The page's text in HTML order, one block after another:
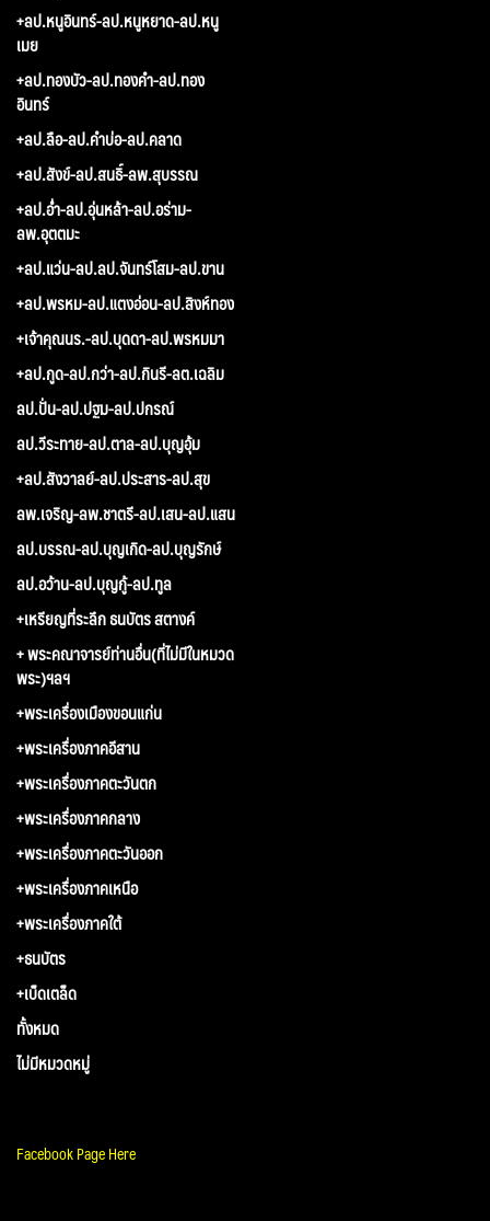
+ลป.หนูอินทร์-ลป.หนูหยาด-ลป.หนู
เมย
+ลป.ทองบัว-ลป.ทองคำ-ลป.ทอง
อินทร์
+ลป.ลือ-ลป.คำบ่อ-ลป.คลาด
+ลป.สังข์-ลป.สนธิ์-ลพ.สุบรรณ
+ลป.อ่ำ-ลป.อุ่นหล้า-ลป.อร่าม-
ลพ.อุตตมะ
+ลป.แว่น-ลป.ลป.จันทร์โสม-ลป.ขาน
+ลป.พรหม-ลป.แตงอ่อน-ลป.สิงห์ทอง
+เจ้าคุณนร.-ลป.บุดดา-ลป.พรหมมา
+ลป.กูด-ลป.กว่า-ลป.กินรี-ลต.เฉลิม
ลป.ปั่น-ลป.ปฐม-ลป.ปกรณ์
ลป.วีระทาย-ลป.ตาล-ลป.บุญอุ้ม
+ลป.สังวาลย์-ลป.ประสาร-ลป.สุข
ลพ.เจริญ-ลพ.ชาตรี-ลป.เสน-ลป.แสน
ลป.บรรณ-ลป.บุญเกิด-ลป.บุญรักษ์
ลป.อว้าน-ลป.บุญกู้-ลป.ทูล
+เหรียญที่ระลึก ธนบัตร สตางค์
+ พระคณาจารย์ท่านอื่น(ที่ไม่มีในหมวด
พระ)ฯลฯ
+พระเครื่องเมืองขอนแก่น
+พระเครื่องภาคอีสาน
+พระเครื่องภาคตะวันตก
+พระเครื่องภาคกลาง
+พระเครื่องภาคตะวันออก
+พระเครื่องภาคเหนือ
+พระเครื่องภาคใต้
+ธนบัตร
+เบ็ดเตล็ด
ทั้งหมด
ไม่มีหมวดหมู่
Facebook Page Here